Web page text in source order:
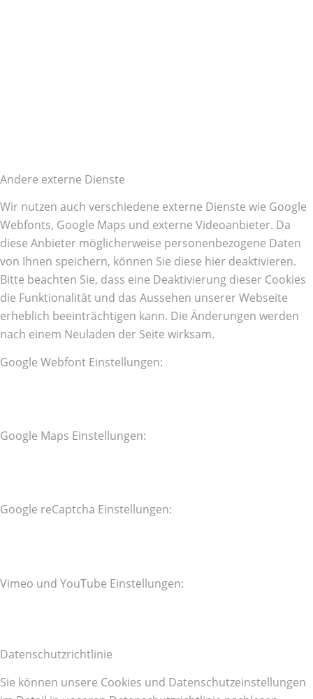
Andere externe Dienste
Wir nutzen auch verschiedene externe Dienste wie Google
Webfonts, Google Maps und externe Videoanbieter. Da
diese Anbieter möglicherweise personenbezogene Daten
von Ihnen speichern, können Sie diese hier deaktivieren.
Bitte beachten Sie, dass eine Deaktivierung dieser Cookies
die Funktionalität und das Aussehen unserer Webseite
erheblich beeinträchtigen kann. Die Änderungen werden
nach einem Neuladen der Seite wirksam.
Google Webfont Einstellungen:
Google Maps Einstellungen:
Google reCaptcha Einstellungen:
Vimeo und YouTube Einstellungen:
Datenschutzrichtlinie
Sie können unsere Cookies und Datenschutzeinstellungen